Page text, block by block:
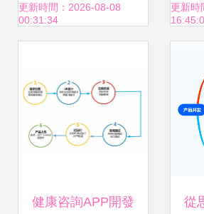
走進上海大世界，
發共繪健康新藍圖
更新時間：2026-08-08
00:31:34
更新時
健康咨詢APP開發 從